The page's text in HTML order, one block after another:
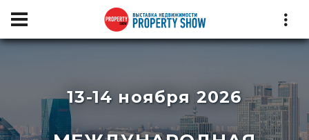
13-14 ноября 2026